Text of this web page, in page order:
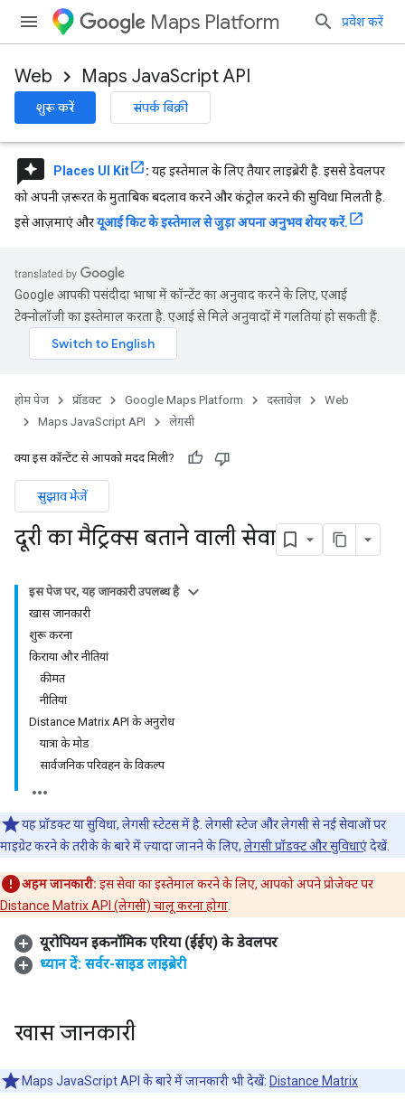
Maps Platform प्रवेश करें
Web Maps JavaScript API
शुरू करें संपर्क बिक्री
reviews Places UI Kit : यह इस्तेमाल के लिए तैयार लाइब्रेरी है. इससे डेवलपर
को अपनी ज़रूरत के मुताबिक बदलाव करने और कंट्रोल करने की सुविधा मिलती है.
इसे आज़माएं औरयूआई किट के इस्तेमाल से जुड़ा अपना अनुभव शेयर करें.
Google आपकी पसंदीदा भाषा में कॉन्टेंट का अनुवाद करने के लिए, एआई
टेक्नोलॉजी का इस्तेमाल करता है. एआई से मिले अनुवादों में गलतियां हो सकती हैं.
होम पेज प्रॉडक्ट Google Maps Platform दस्तावेज़
Web
Maps JavaScript API
लेगसी
क्या इस कॉन्टेंट से आपको मदद मिली?
सुझाव भेजें
दूरी का मैट्रिक्स बताने वाली सेवा
इस पेज पर, यह जानकारी उपलब्ध है
खास जानकारी
शुरू करना
किराया और नीतियां
कीमत
नीतियां
Distance Matrix API के अनुरोध
यात्रा के मोड
सार्वजनिक परिवहन के विकल्प
यह प्रॉडक्ट या सुविधा, लेगसी स्टेटस में है. लेगसी स्टेज और लेगसी से नई सेवाओं पर
माइग्रेट करने के तरीके के बारे में ज़्यादा जानने के लिए, लेगसी प्रॉडक्ट और सुविधाएंदेखें.
अहम जानकारी: इस सेवा का इस्तेमाल करने के लिए, आपको अपने प्रोजेक्ट पर
Distance Matrix API (लेगसी) चालू करना होगा.
यूरोपियन इकनॉमिक एरिया (ईईए) के डेवलपर
ध्यान दें: सर्वर-साइड लाइब्रेरी
खास जानकारी
Maps JavaScript API के बारे में जानकारी भी देखें: Distance Matrix